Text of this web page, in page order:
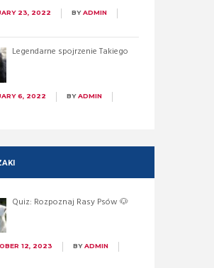
23, 2022 BYADMIN
Legendarne spojrzenie Takiego
6, 2022 BYADMIN
Quiz: Rozpoznaj Rasy Psów 🐶
12, 2023 BYADMIN